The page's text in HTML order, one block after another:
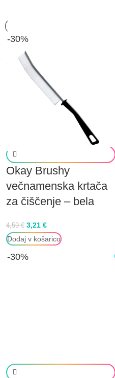
-30%
Okay Brushy
večnamenska krtača
za čiščenje – bela
4,59€ 3,21 €
Dodaj v košarico
-30%